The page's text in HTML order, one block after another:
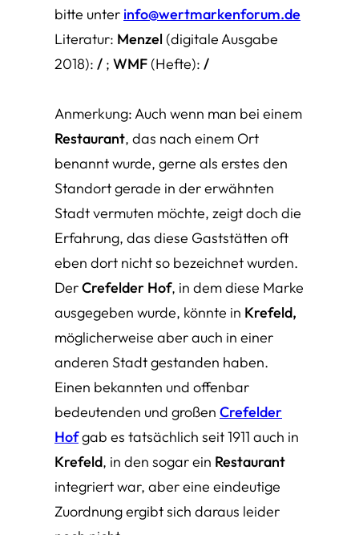
bitte unter info@wertmarkenforum.de
Literatur: Menzel (digitale Ausgabe
2018): / ; WMF (Hefte): /
Anmerkung: Auch wenn man bei einem
Restaurant, das nach einem Ort
benannt wurde, gerne als erstes den
Standort gerade in der erwähnten
Stadt vermuten möchte, zeigt doch die
Erfahrung, das diese Gaststätten oft
eben dort nicht so bezeichnet wurden.
DerCrefelder Hof, in dem diese Marke
ausgegeben wurde, könnte in Krefeld,
möglicherweise aber auch in einer
anderen Stadt gestanden haben.
Einen bekannten und offenbar
bedeutenden und großen Crefelder
Hofgab es tatsächlich seit 1911 auch in
Krefeld, in den sogar ein Restaurant
integriert war, aber eine eindeutige
Zuordnung ergibt sich daraus leider